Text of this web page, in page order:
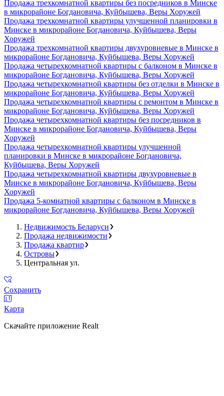
Продажа трехкомнатной квартиры без посредников в Минске
в микрорайоне Богдановича, Куйбышева, Веры Хоружей
Продажа трехкомнатной квартиры улучшенной планировки в
Минске в микрорайоне Богдановича, Куйбышева, Веры
Хоружей
Продажа трехкомнатной квартиры двухуровневые в Минске в
микрорайоне Богдановича, Куйбышева, Веры Хоружей
Продажа четырехкомнатной квартиры с балконом в Минске в
микрорайоне Богдановича, Куйбышева, Веры Хоружей
Продажа четырехкомнатной квартиры без отделки в Минске в
микрорайоне Богдановича, Куйбышева, Веры Хоружей
Продажа четырехкомнатной квартиры с ремонтом в Минске в
микрорайоне Богдановича, Куйбышева, Веры Хоружей
Продажа четырехкомнатной квартиры без посредников в
Минске в микрорайоне Богдановича, Куйбышева, Веры
Хоружей
Продажа четырехкомнатной квартиры улучшенной
планировки в Минске в микрорайоне Богдановича,
Куйбышева, Веры Хоружей
Продажа четырехкомнатной квартиры двухуровневые в
Минске в микрорайоне Богдановича, Куйбышева, Веры
Хоружей
Продажа 5-комнатной квартиры с балконом в Минске в
микрорайоне Богдановича, Куйбышева, Веры Хоружей
Недвижимость Беларуси
Продажа недвижимости
Продажа квартир
Островы
Центральная ул.
Сохранить
Карта
Скачайте приложение Realt